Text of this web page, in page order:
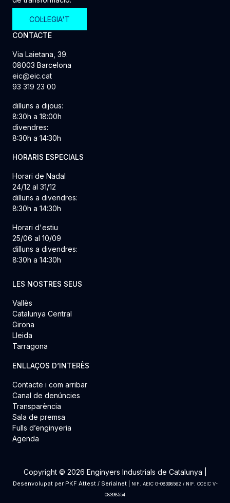
COL·LEGIA'T
CONTACTE
Via Laietana, 39.
08003 Barcelona
eic@eic.cat
93 319 23 00
dilluns a dijous:
8:30h a 18:00h
divendres:
8:30h a 14:30h
HORARIS ESPECIALS
Horari de Nadal
24/12 al 31/12
dilluns a divendres:
8:30h a 14:30h
Horari d'estiu
25/06 al 10/09
dilluns a divendres:
8:30h a 14:30h
LES NOSTRES SEUS
Vallès
Catalunya Central
Girona
Lleida
Tarragona
ENLLAÇOS D’INTERÈS
Contacte i com arribar
Canal de denúncies
Transparència
Sala de premsa
Fulls d’enginyeria
Agenda
Copyright © 2026 Enginyers Industrials de Catalunya |
Desenvolupat per PKF Attest/ Serialnet|
NIF. AEIC G-08398562 / NIF. COEIC V-
08398554